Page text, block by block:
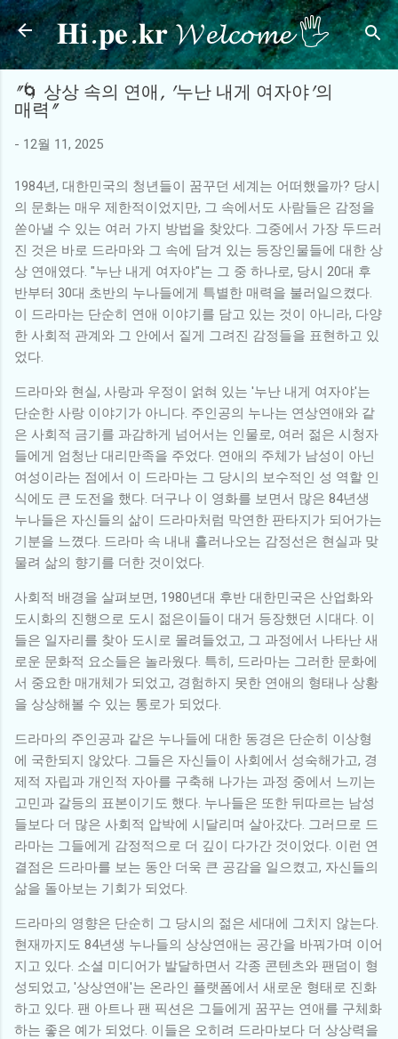
기본 콘텐츠로 건너뛰기
𝐇𝐢.𝐩𝐞.𝐤𝐫 𝓦𝓮𝓵𝓬𝓸𝓶𝓮 🖐
"🌀 상상 속의 연애, '누난 내게 여자야'의
매력"
- 12월 11, 2025
1984년, 대한민국의 청년들이 꿈꾸던 세계는 어떠했을까? 당시
의 문화는 매우 제한적이었지만, 그 속에서도 사람들은 감정을
쏟아낼 수 있는 여러 가지 방법을 찾았다. 그중에서 가장 두드러
진 것은 바로 드라마와 그 속에 담겨 있는 등장인물들에 대한 상
상 연애였다. "누난 내게 여자야"는 그 중 하나로, 당시 20대 후
반부터 30대 초반의 누나들에게 특별한 매력을 불러일으켰다.
이 드라마는 단순히 연애 이야기를 담고 있는 것이 아니라, 다양
한 사회적 관계와 그 안에서 짙게 그려진 감정들을 표현하고 있
었다.
드라마와 현실, 사랑과 우정이 얽혀 있는 '누난 내게 여자야'는
단순한 사랑 이야기가 아니다. 주인공의 누나는 연상연애와 같
은 사회적 금기를 과감하게 넘어서는 인물로, 여러 젊은 시청자
들에게 엄청난 대리만족을 주었다. 연애의 주체가 남성이 아닌
여성이라는 점에서 이 드라마는 그 당시의 보수적인 성 역할 인
식에도 큰 도전을 했다. 더구나 이 영화를 보면서 많은 84년생
누나들은 자신들의 삶이 드라마처럼 막연한 판타지가 되어가는
기분을 느꼈다. 드라마 속 내내 흘러나오는 감정선은 현실과 맞
물려 삶의 향기를 더한 것이었다.
사회적 배경을 살펴보면, 1980년대 후반 대한민국은 산업화와
도시화의 진행으로 도시 젊은이들이 대거 등장했던 시대다. 이
들은 일자리를 찾아 도시로 몰려들었고, 그 과정에서 나타난 새
로운 문화적 요소들은 놀라웠다. 특히, 드라마는 그러한 문화에
서 중요한 매개체가 되었고, 경험하지 못한 연애의 형태나 상황
을 상상해볼 수 있는 통로가 되었다.
드라마의 주인공과 같은 누나들에 대한 동경은 단순히 이상형
에 국한되지 않았다. 그들은 자신들이 사회에서 성숙해가고, 경
제적 자립과 개인적 자아를 구축해 나가는 과정 중에서 느끼는
고민과 갈등의 표본이기도 했다. 누나들은 또한 뒤따르는 남성
들보다 더 많은 사회적 압박에 시달리며 살아갔다. 그러므로 드
라마는 그들에게 감정적으로 더 깊이 다가간 것이었다. 이런 연
결점은 드라마를 보는 동안 더욱 큰 공감을 일으켰고, 자신들의
삶을 돌아보는 기회가 되었다.
드라마의 영향은 단순히 그 당시의 젊은 세대에 그치지 않는다.
현재까지도 84년생 누나들의 상상연애는 공간을 바꿔가며 이어
지고 있다. 소셜 미디어가 발달하면서 각종 콘텐츠와 팬덤이 형
성되었고, '상상연애'는 온라인 플랫폼에서 새로운 형태로 진화
하고 있다. 팬 아트나 팬 픽션은 그들에게 꿈꾸는 연애를 구체화
하는 좋은 예가 되었다. 이들은 오히려 드라마보다 더 상상력을